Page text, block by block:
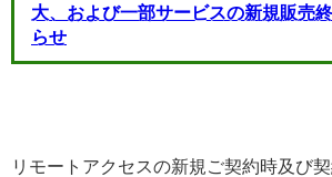
大、および一部サービスの新規販売
らせ​
リモートアクセスの新規ご契約時及び